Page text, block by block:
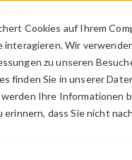
Cookies auf Ihrem
Wir
zu unseren
finden Sie in unserer
Ihre Informationen
erinnern, dass Sie nicht